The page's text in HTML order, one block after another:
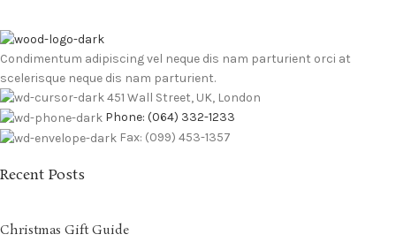
Condimentum adipiscing vel neque dis nam parturient orci at
scelerisque neque dis nam parturient.
451 Wall Street, UK, London
Phone: (064) 332-1233
Fax: (099) 453-1357
Recent Posts
Christmas Gift Guide